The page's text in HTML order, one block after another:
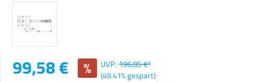
Verkaufspreis:
99,58 € % UVP: 196,85 €*
(49.41% gespart)